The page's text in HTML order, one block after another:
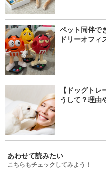
ペット同伴で
ドリーオフ
【ドッグト
うして？理由
あわせて読みたい
こちらもチェックしてみよう！